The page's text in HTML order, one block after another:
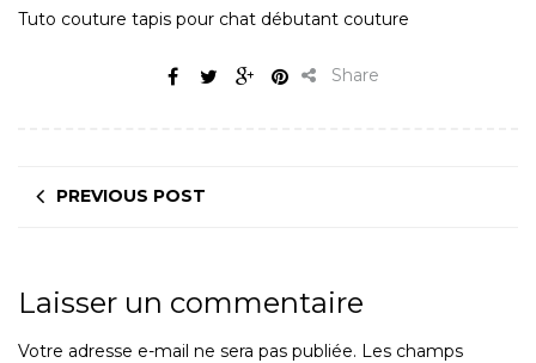
Tuto couture tapis pour chat débutant couture
Share
PREVIOUS POST
Laisser un commentaire
Votre adresse e-mail ne sera pas publiée. Les champs